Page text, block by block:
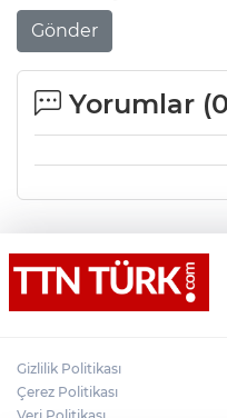
Gönder
Yorumlar (0
Gizlilik Politikası
Çerez Politikası